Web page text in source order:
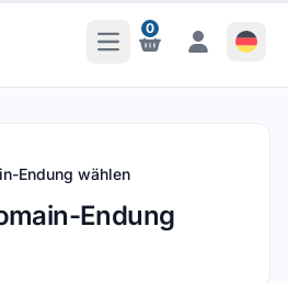
Hauptmenü öffnen
Benachrichtigungen
0
Endung wählen
Endung